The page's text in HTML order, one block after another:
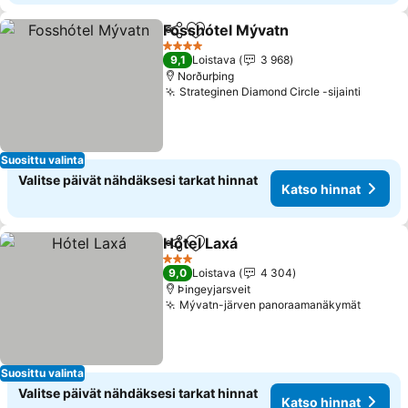
Suosittu valinta
Jaa Lisää suosikkeihin
Fosshótel Mývatn
4 Tähtiluokitus
9,1 Loistava
3 968
Norðurþing
Strateginen Diamond Circle -sijainti
Valitse päivät nähdäksesi tarkat hinnat
Katso hinnat
Suosittu valinta
Jaa Lisää suosikkeihin
Hótel Laxá
3 Tähtiluokitus
9,0 Loistava
4 304
Þingeyjarsveit
Mývatn-järven panoraamanäkymätKatso
Valitse päivät nähdäksesi tarkat hinnat
Katso hinnat